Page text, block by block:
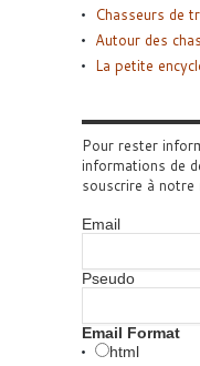
Chasseurs de
Autour des
La petite
Pour rester
informations de
souscrire à notre
Email
Pseudo
Email Format
html